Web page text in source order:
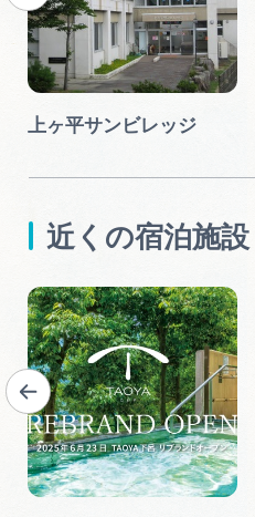
上ヶ平サンビレッジ
近くの宿泊施設